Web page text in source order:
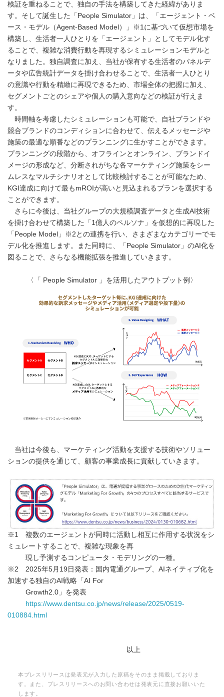
検証を重ねることで、独自の手法を構築してきた経緯がありま
す。そして誕生した「People Simulator」は、「エージェント・ベ
ース・モデル（Agent-Based Model）」※1に基づいて仮想市場を
構築し、生活者一人ひとりを「エージェント」としてモデル化す
ることで、複雑な消費行動を再現するシミュレーションモデルと
なりました。独自調査に加え、当社が保有する生活者のパネルデ
ータや広告統計データを掛け合わせることで、生活者一人ひとり
の意識や行動を精緻に再現できるため、市場全体の把握に加え、
セグメントごとのシェアや個人の購入意向などの検証が行えま
す。
時間軸を考慮したシミュレーションも可能で、自社ブランドや
競合ブランドのコンディションに合わせて、伝えるメッセージや
施策の最適な順番などのプランニングに生かすことができます。
プランニングの段階から、オフラインとオンライン、ブランドイ
メージの形成など、分断されがちな各マーケティング施策をシー
ムレスなマルチシナリオとして比較検討することが可能なため、
KGI達成に向けて最もmROIが高いと見込まれるプランを選択する
ことができます。
さらに今後は、当社グループの大規模調査データと生成AI技術
を掛け合わせて構築した「1億人のペルソナ」を仮想的に再現した
「People Model」※2との連携を行い、さまざまなカテゴリーでモ
デル化を推進します。また同時に、「People Simulator」のAI化を
図ることで、さらなる機能拡張を推進していきます。
〈「 People Simulator 」を活用したアウトプット例〉
当社は今後も、マーケティング活動を支援する技術やソリュー
ションの提供を通じて、顧客の事業成長に貢献していきます。
※1 複数のエージェントが同時に活動し相互に作用する状況をシ
ミュレートすることで、複雑な現象を再
現し予測するコンピュータ・モデリングの一種。
※2 2025年5月19日発表：国内電通グループ、AIネイティブ化を
加速する独自のAI戦略「AI For
Growth2.0」を発表
https://www.dentsu.co.jp/news/release/2025/0519-
010884.html
以上
本プレスリリースは発表元が入力した原稿をそのまま掲載しておりま
す。また、プレスリリースへのお問い合わせは発表元に直接お願いいた
します。